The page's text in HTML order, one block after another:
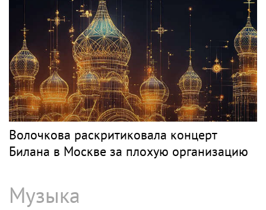
Волочкова раскритиковала концерт
Билана в Москве за плохую организацию
Музыка